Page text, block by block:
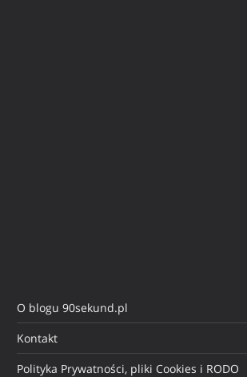
O blogu 90sekund.pl
Kontakt
Polityka Prywatności, pliki Cookies i RODO